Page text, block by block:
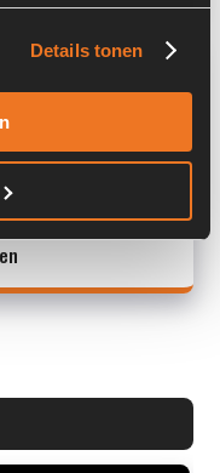
Details tonen